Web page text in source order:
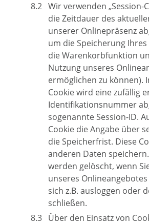
Wir verwenden „Session-
die Zeitdauer des
unserer Onlinepräsenz
um die Speicherung
die Warenkorbfunktion
Nutzung unseres
ermöglichen zu können).
Cookie wird eine zufällig
Identifikationsnummer
sogenannte Session-ID.
Cookie die Angabe über
die Speicherfrist. Diese
anderen Daten
werden gelöscht, wenn
unseres
sich z.B. ausloggen oder
schließen.
Über den Einsatz von